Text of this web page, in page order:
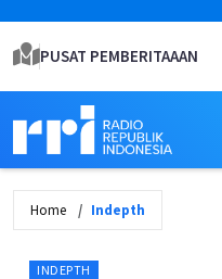
PUSAT PEMBERITAAAN
Home Indepth
INDEPTH